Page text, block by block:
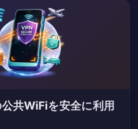
共WiFiを安全に利用